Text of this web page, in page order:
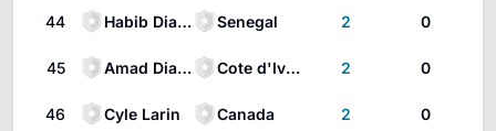
44 Habib Diarra Senegal 2 0
45 Amad Diallo Cote d'Ivoire 2 0
46 Cyle Larin Canada 2 0